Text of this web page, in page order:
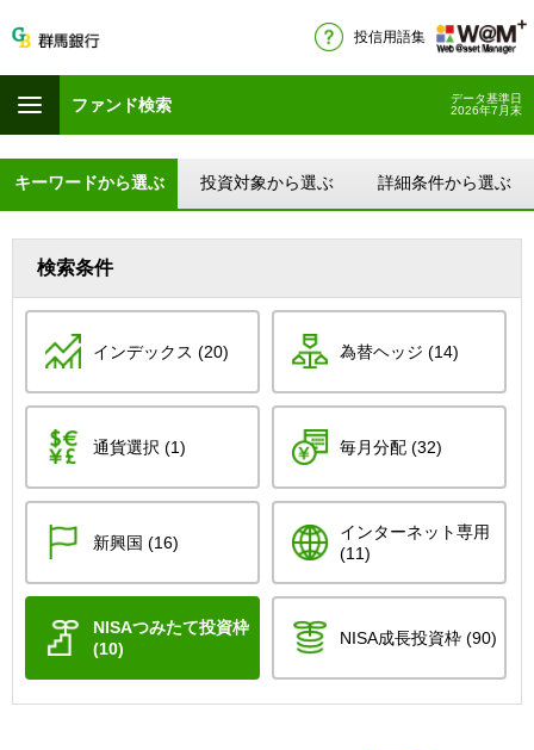
投信用語集
ファンド検索
データ基準日
2026年7月末
キーワードから選ぶ 投資対象から選ぶ 詳細条件から選ぶ
検索条件
インデックス (20) 為替ヘッジ (14)
通貨選択 (1) 毎月分配 (32)
新興国 (16)
インターネット専用
(11)
NISAつみたて投資枠
(10)
NISA成長投資枠 (90)